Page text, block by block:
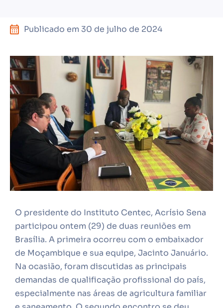
Publicado em 30 de julho de 2024
O presidente do Instituto Centec, Acrísio Sena
participou ontem (29) de duas reuniões em
Brasília. A primeira ocorreu com o embaixador
de Moçambique e sua equipe, Jacinto Januário.
Na ocasião, foram discutidas as principais
demandas de qualificação profissional do país,
especialmente nas áreas de agricultura familiar